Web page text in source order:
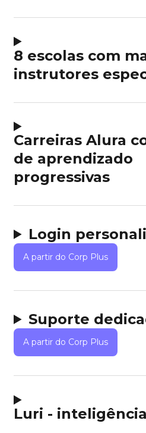
8 escolas com
instrutores
Carreiras Alura
de aprendizado
progressivas
Login
A partir do Corp Plus
Suporte
A partir do Corp Plus
Luri -